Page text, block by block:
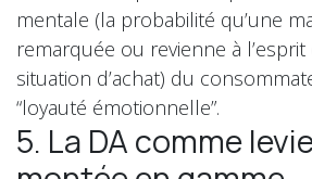
mentale (la probabilité qu’une
remarquée ou revienne à
situation d’achat) du
“loyauté émotionnelle”.
5. La DA comme